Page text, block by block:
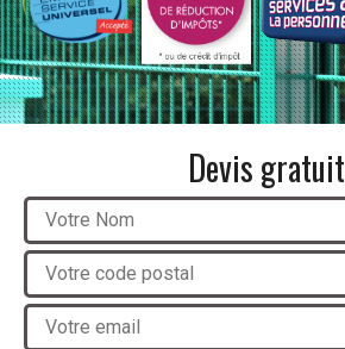
Devis gratuit